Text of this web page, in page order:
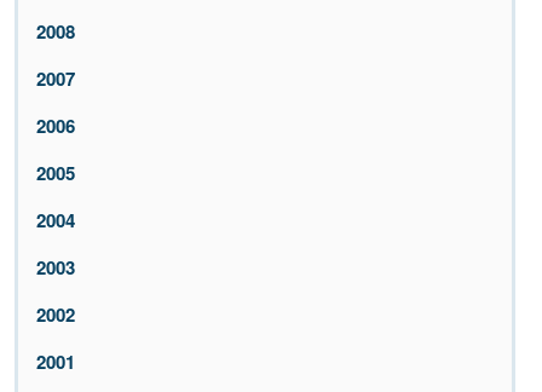
2008
2007
2006
2005
2004
2003
2002
2001